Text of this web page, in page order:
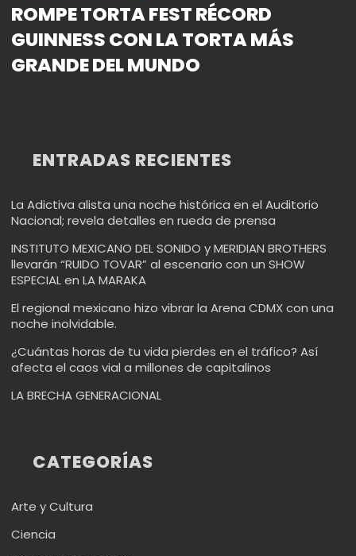
ROMPE TORTA FEST RÉCORD
GUINNESS CON LA TORTA MÁS
GRANDE DEL MUNDO
ENTRADAS RECIENTES
La Adictiva alista una noche histórica en el Auditorio
Nacional; revela detalles en rueda de prensa
INSTITUTO MEXICANO DEL SONIDO y MERIDIAN BROTHERS
llevarán “RUIDO TOVAR” al escenario con un SHOW
ESPECIAL en LA MARAKA
El regional mexicano hizo vibrar la Arena CDMX con una
noche inolvidable.
¿Cuántas horas de tu vida pierdes en el tráfico? Así
afecta el caos vial a millones de capitalinos
LA BRECHA GENERACIONAL
CATEGORÍAS
Arte y Cultura
Ciencia